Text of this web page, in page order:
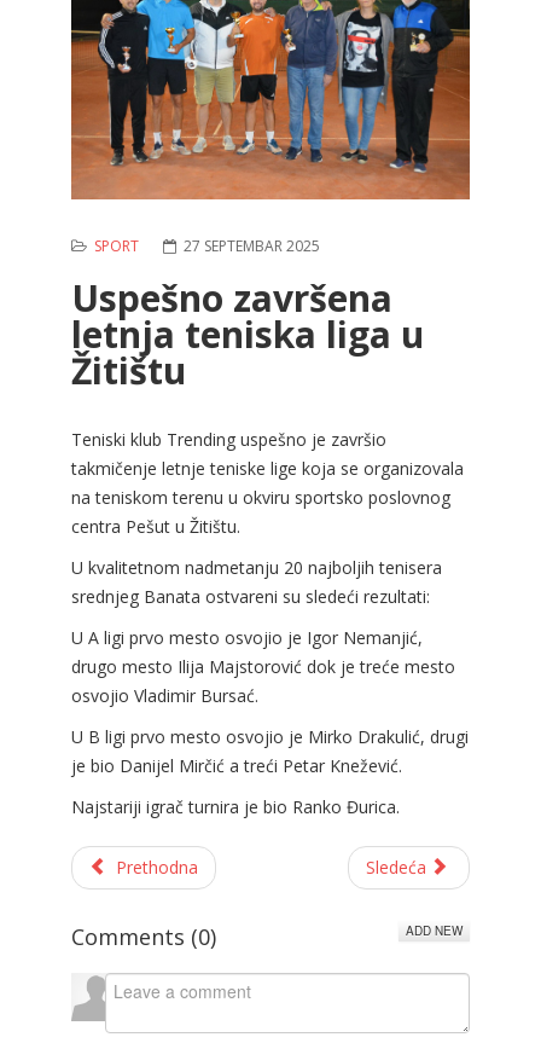
SPORT 27 SEPTEMBAR 2025
Uspešno završena
letnja teniska liga u
Žitištu
Teniski klub Trending uspešno je završio
takmičenje letnje teniske lige koja se organizovala
na teniskom terenu u okviru sportsko poslovnog
centra Pešut u Žitištu.
U kvalitetnom nadmetanju 20 najboljih tenisera
srednjeg Banata ostvareni su sledeći rezultati:
U A ligi prvo mesto osvojio je Igor Nemanjić,
drugo mesto Ilija Majstorović dok je treće mesto
osvojio Vladimir Bursać.
U B ligi prvo mesto osvojio je Mirko Drakulić, drugi
je bio Danijel Mirčić a treći Petar Knežević.
Najstariji igrač turnira je bio Ranko Đurica.
Prethodna Sledeća
Comments (0) ADD NEW